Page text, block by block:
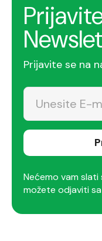
Prijavite se na
Nećemo vam
možete odjaviti